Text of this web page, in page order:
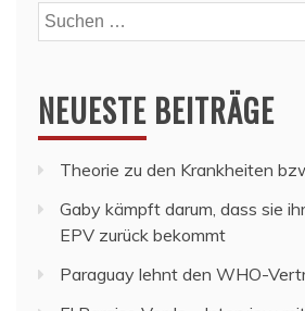
Suchen
nach:
NEUESTE BEITRÄGE
Theorie zu den Krankheiten
Gaby kämpft darum, dass sie
EPV zurück bekommt
Paraguay lehnt den WHO-